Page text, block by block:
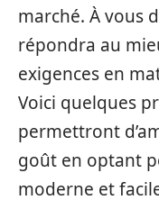
marché. À vous
répondra au
exigences en
Voici quelques
permettront
goût en optant
moderne et